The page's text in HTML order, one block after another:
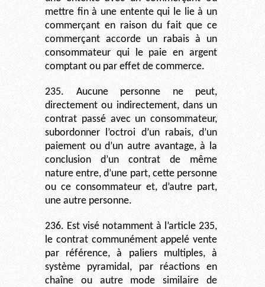
mettre fin à une entente qui le lie à un
commerçant en raison du fait que ce
commerçant accorde un rabais à un
consommateur qui le paie en argent
comptant ou par effet de commerce.
235. Aucune personne ne peut,
directement ou indirectement, dans un
contrat passé avec un consommateur,
subordonner l’octroi d’un rabais, d’un
paiement ou d’un autre avantage, à la
conclusion d’un contrat de même
nature entre, d’une part, cette personne
ou ce consommateur et, d’autre part,
une autre personne.
236. Est visé notamment à l’article 235,
le contrat communément appelé vente
par référence, à paliers multiples, à
système pyramidal, par réactions en
chaîne ou autre mode similaire de